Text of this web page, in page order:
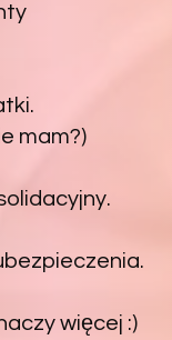
mam?)
więcej :)